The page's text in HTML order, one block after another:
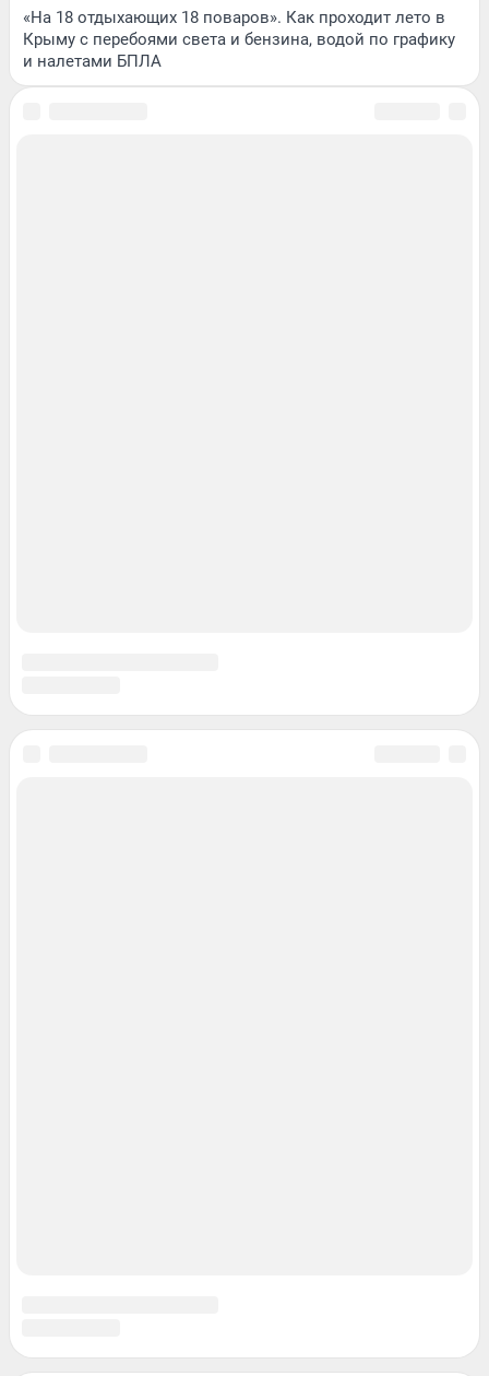
«На 18 отдыхающих 18 поваров». Как проходит лето в
Крыму с перебоями света и бензина, водой по графику
и налетами БПЛА